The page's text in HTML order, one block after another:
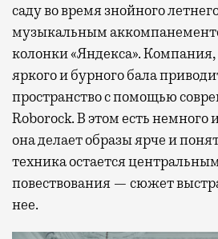
саду во время знойного
музыкальным
колонки «Яндекса». Компания,
яркого и бурного бала
пространство с помощью
Roborock. В этом есть
она делает образы ярче и
техника остается
повествования — сюжет
нее.